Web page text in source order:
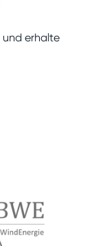
und erhalte